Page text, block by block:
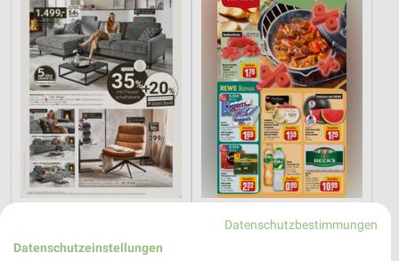
Gültig bis Fr. 14.08.
Angebote ab 03.08.
Datenschutzbestimmungen
Datenschutzeinstellungen